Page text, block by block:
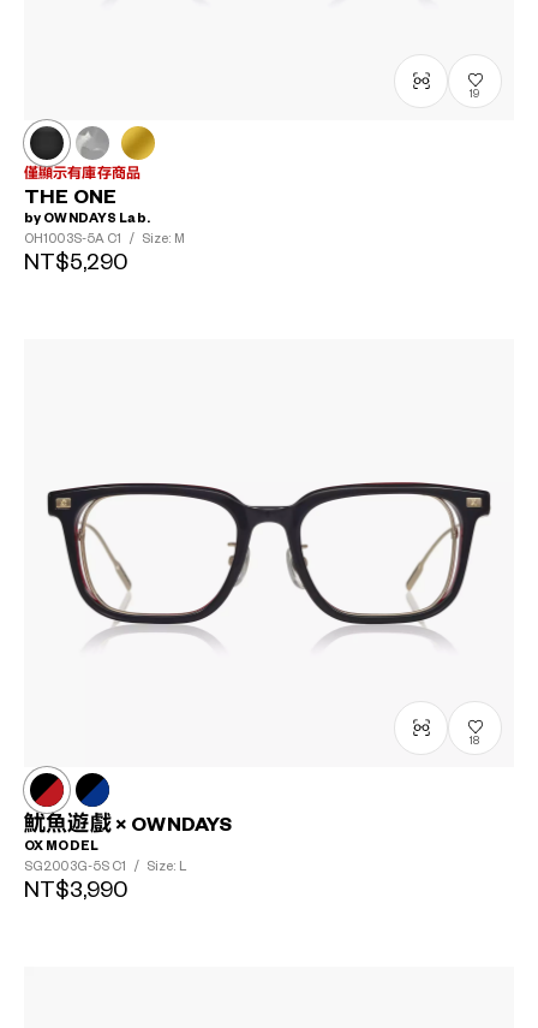
19
僅顯示有庫存商品
THE ONE
by OWNDAYS Lab.
OH1003S-5A C1 / Size: M
NT$5,290
18
魷魚遊戲 × OWNDAYS
OX MODEL
SG2003G-5S C1 / Size: L
NT$3,990